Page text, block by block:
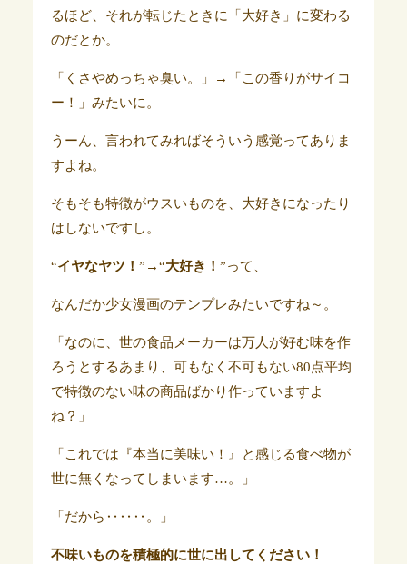
るほど、それが転じたときに「大好き」に変わる
のだとか。
「くさやめっちゃ臭い。」→「この香りがサイコ
ー！」みたいに。
うーん、言われてみればそういう感覚ってありま
すよね。
そもそも特徴がウスいものを、大好きになったり
はしないですし。
“イヤなヤツ！ ”→“大好き！ ”って、
なんだか少女漫画のテンプレみたいですね～。
「なのに、世の食品メーカーは万人が好む味を作
ろうとするあまり、可もなく不可もない80点平均
で特徴のない味の商品ばかり作っていますよ
ね？」
「これでは『本当に美味い！』と感じる食べ物が
世に無くなってしまいます…。」
「だから‥‥‥。」
不味いものを積極的に世に出してください！